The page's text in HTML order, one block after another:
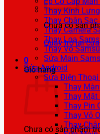
Chưa có sản
Quay trở lại
0
Giỏ hàng
Chưa có sản phẩm
Thay Kính
Thay Chân Sạc
Thay Camera
Thay Loa
Thay Vỏ
Sửa Main
Sửa Android
Sửa Điện Thoại
Thay
Thay Mặt
Thay Pin
Thay Vỏ
Thay